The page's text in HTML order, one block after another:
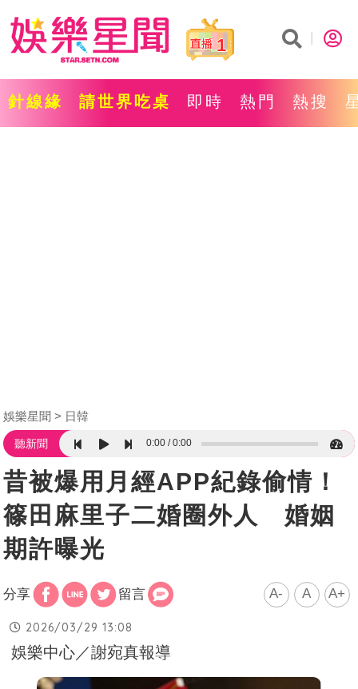
1
針線緣 請世界吃桌 即時 熱門 熱搜
娛樂星聞 日韓
聽新聞 0:00 0:00
昔被爆用月經APP紀錄偷情！
篠田麻里子二婚圈外人 婚姻
期許曝光
分享 留言 A- A A+
2026/03/29 13:08
娛樂中心／謝宛真報導